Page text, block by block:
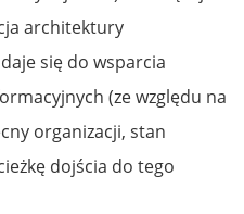
architektury
się do wsparcia
(ze względu na
organizacji, stan
dojścia do tego